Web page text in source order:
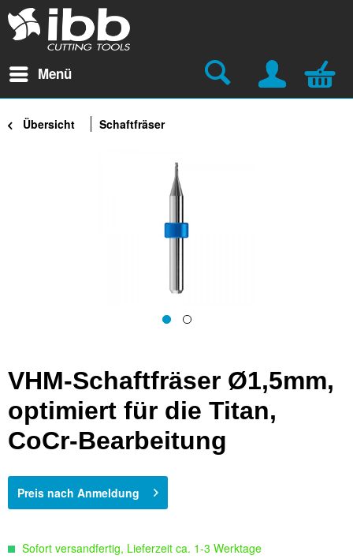
Menü
Übersicht Schaftfräser
VHM-Schaftfräser Ø1,5mm,
optimiert für die Titan,
CoCr-Bearbeitung
Preis nach Anmeldung
Sofort versandfertig, Lieferzeit ca. 1-3 Werktage